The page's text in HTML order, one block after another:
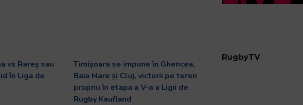
vs Rareș sau
în Liga de
Timișoara se impune în Ghencea,
Baia Mare și Cluj, victorii pe teren
propriu în etapa a V-a a Ligii de
Rugby Kaufland
RugbyTV